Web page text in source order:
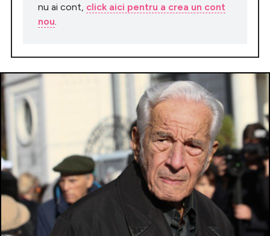
nu ai cont, click aici pentru a crea un cont
nou